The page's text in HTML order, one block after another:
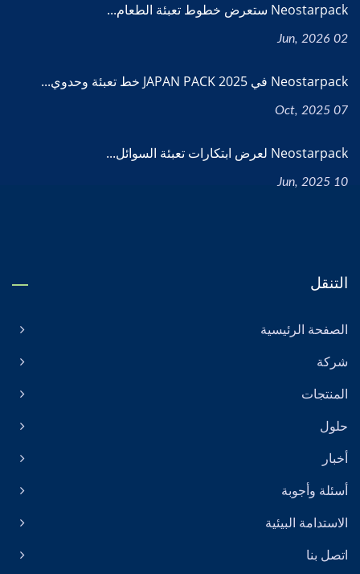
Neostarpack ستعرض خطوط تعبئة الطعام...
02 Jun, 2026
Neostarpack في JAPAN PACK 2025 خط تعبئة وحدوي...
07 Oct, 2025
Neostarpack لعرض ابتكارات تعبئة السوائل...
10 Jun, 2025
التنقل
الصفحة الرئيسية
شركة
المنتجات
حلول
أخبار
أسئلة وأجوبة
الاستدامة البيئية
اتصل بنا